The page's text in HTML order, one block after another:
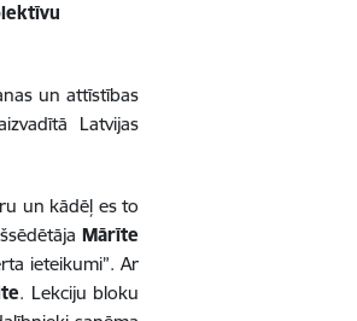
un attīstības
Latvijas
un kādēļ es to
Mārīte
ieteikumi”. Ar
. Lekciju bloku